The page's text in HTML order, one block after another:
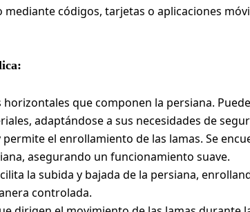
códigos, tarjetas o aplicaciones
horizontales que componen la persiana.
adaptándose a sus necesidades de
el enrollamiento de las lamas. Se
asegurando un funcionamiento suave.
la subida y bajada de la persiana,
controlada.